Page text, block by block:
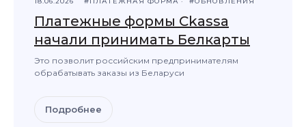
Платежные формы Ckassa
начали принимать Белкарты
Это позволит российским предпринимателям
обрабатывать заказы из Беларуси
Подробнее